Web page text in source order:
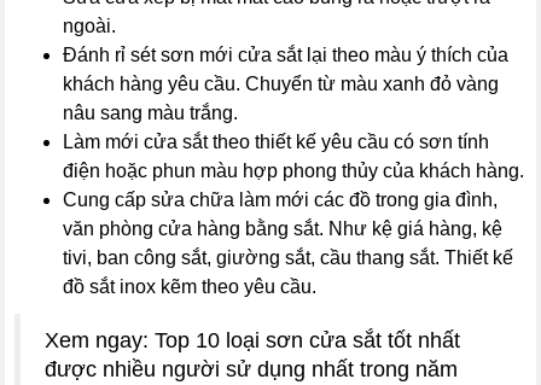
ngoài.
Đánh rỉ sét sơn mới cửa sắt lại theo màu ý thích của
khách hàng yêu cầu. Chuyển từ màu xanh đỏ vàng
nâu sang màu trắng.
Làm mới cửa sắt theo thiết kế yêu cầu có sơn tính
điện hoặc phun màu hợp phong thủy của khách hàng.
Cung cấp sửa chữa làm mới các đồ trong gia đình,
văn phòng cửa hàng bằng sắt. Như kệ giá hàng, kệ
tivi, ban công sắt, giường sắt, cầu thang sắt. Thiết kế
đồ sắt inox kẽm theo yêu cầu.
Xem ngay: Top 10 loại sơn cửa sắt tốt nhất
được nhiều người sử dụng nhất trong năm